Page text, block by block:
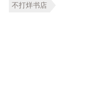
不打烊书店